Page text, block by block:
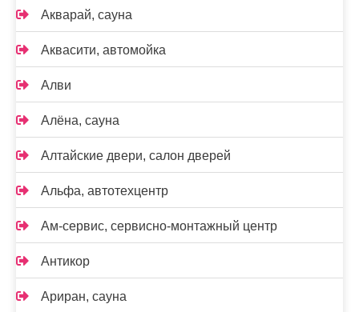
Акварай, сауна
Аквасити, автомойка
Алви
Алёна, сауна
Алтайские двери, салон дверей
Альфа, автотехцентр
Ам-сервис, сервисно-монтажный центр
Антикор
Ариран, сауна